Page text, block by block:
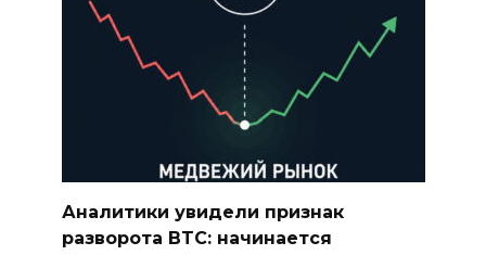
Аналитики увидели признак
разворота BTC: начинается